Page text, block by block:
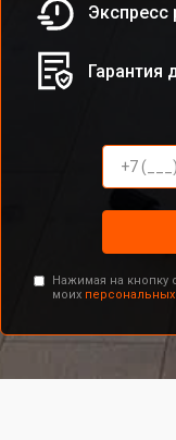
Экспресс
Гарантия
Нажимая на кнопку
моих